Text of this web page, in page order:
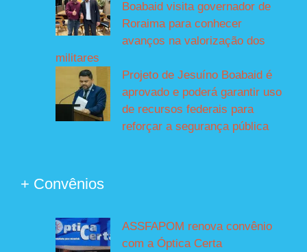
Boabaid visita governador de
Roraima para conhecer
avanços na valorização dos
militares
Projeto de Jesuíno Boabaid é
aprovado e poderá garantir uso
de recursos federais para
reforçar a segurança pública
+ Convênios
ASSFAPOM renova convênio
com a Óptica Certa